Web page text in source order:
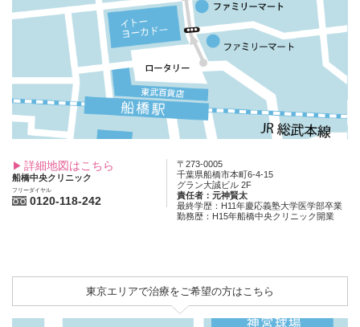
詳細地図はこちら
船橋中央クリニック
フリーダイヤル
0120-118-242
〒273-0005
千葉県船橋市本町6-4-15
グラン大誠ビル 2F
責任者：元神賢太
最終学歴：H11年慶応義塾大学医学部卒業
勤務歴：H15年船橋中央クリニック開業
東京エリアで治療をご希望の方はこちら